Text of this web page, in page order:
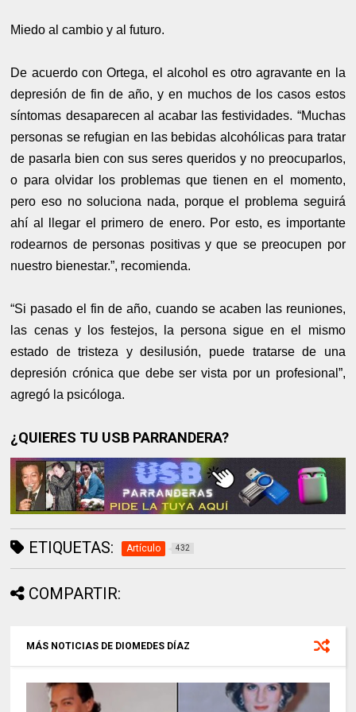
Miedo al cambio y al futuro.
De acuerdo con Ortega, el alcohol es otro agravante en la
depresión de fin de año, y en muchos de los casos estos
síntomas desaparecen al acabar las festividades. “Muchas
personas se refugian en las bebidas alcohólicas para tratar
de pasarla bien con sus seres queridos y no preocuparlos,
o para olvidar los problemas que tienen en el momento,
pero eso no soluciona nada, porque el problema seguirá
ahí al llegar el primero de enero. Por esto, es importante
rodearnos de personas positivas y que se preocupen por
nuestro bienestar.”, recomienda.
“Si pasado el fin de año, cuando se acaben las reuniones,
las cenas y los festejos, la persona sigue en el mismo
estado de tristeza y desilusión, puede tratarse de una
depresión crónica que debe ser vista por un profesional”,
agregó la psicóloga.
¿QUIERES TU USB PARRANDERA?
ETIQUETAS: Artículo 432
COMPARTIR:
MÁS NOTICIAS DE DIOMEDES DÍAZ